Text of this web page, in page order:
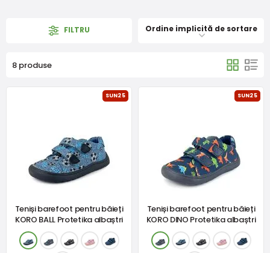
FILTRU Ordine implicită de sortare
8 produse
SUN25
Teniși barefoot pentru băieți
KORO BALL Protetika albaștri
SUN25
Teniși barefoot pentru băieți
KORO DINO Protetika albaștri